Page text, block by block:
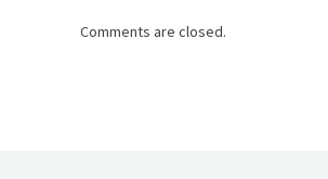
Comments are closed.